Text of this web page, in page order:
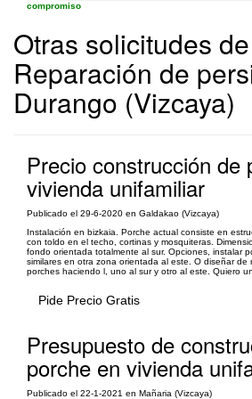
compromiso
Otras solicitudes de
Reparación de
Durango (Vizcaya)
Precio construcción de
vivienda unifamiliar
Publicado el 29-6-2020 en Galdakao (Vizcaya)
Instalación en bizkaia. Porche actual consiste en
con toldo en el techo, cortinas y mosquiteras.
fondo orientada totalmente al sur. Opciones, instalar
similares en otra zona orientada al este. O diseñar
porches haciendo l, uno al sur y otro al este. Quiero
Pide Precio Gratis
Presupuesto de
porche en vivienda
Publicado el 22-1-2021 en Mañaria (Vizcaya)